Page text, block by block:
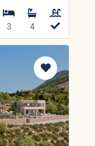
3 4